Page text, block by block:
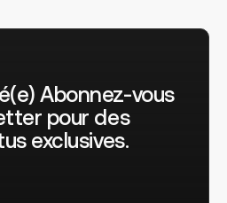
Abonnez-vous
pour des
exclusives.